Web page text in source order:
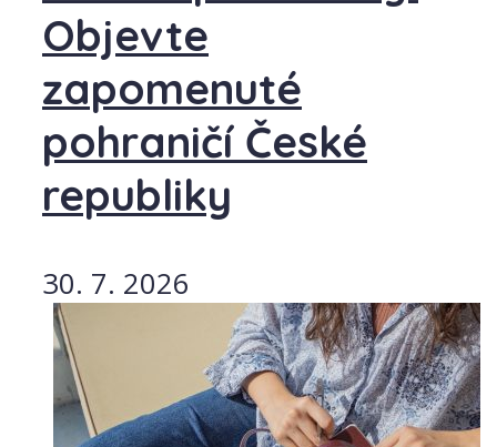
Objevte
zapomenuté
pohraničí České
republiky
30. 7. 2026